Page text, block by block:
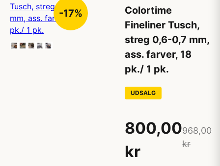
-17%
Colortime
Fineliner Tusch,
streg 0,6-0,7 mm,
ass. farver, 18
pk./ 1 pk.
UDSALG
800,00
kr
968,00
kr